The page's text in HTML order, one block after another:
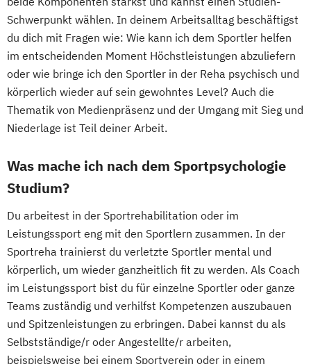
Schwerpunkt wählen. In deinem Arbeitsalltag beschäftigst
du dich mit Fragen wie: Wie kann ich dem Sportler helfen
im entscheidenden Moment Höchstleistungen abzuliefern
oder wie bringe ich den Sportler in der Reha psychisch und
körperlich wieder auf sein gewohntes Level? Auch die
Thematik von Medienpräsenz und der Umgang mit Sieg und
Niederlage ist Teil deiner Arbeit.
Was mache ich nach dem Sportpsychologie
Studium?
Du arbeitest in der Sportrehabilitation oder im
Leistungssport eng mit den Sportlern zusammen. In der
Sportreha trainierst du verletzte Sportler mental und
körperlich, um wieder ganzheitlich fit zu werden. Als Coach
im Leistungssport bist du für einzelne Sportler oder ganze
Teams zuständig und verhilfst Kompetenzen auszubauen
und Spitzenleistungen zu erbringen. Dabei kannst du als
Selbstständige/r oder Angestellte/r arbeiten,
beispielsweise bei einem Sportverein oder in einem